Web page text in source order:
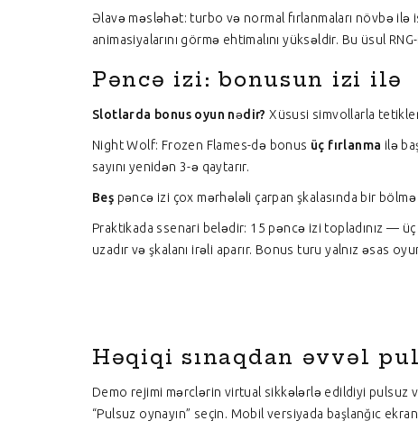
Əlavə məsləhət: turbo və normal fırlanmaları növbə
animasiyalarını görmə ehtimalını yüksəldir. Bu üsul
Pəncə izi: bonusun izi ilə
Slotlarda bonus oyun nədir? Xüsusi simvollarla
Night Wolf: Frozen Flames-də bonus üç fırlanma ilə
sayını yenidən 3-ə qaytarır.
Beş pəncə izi çox mərhələli çarpan şkalasında bir
Praktikada ssenari belədir: 15 pəncə izi topladınız —
uzadır və şkalanı irəli aparır. Bonus turu yalnız əsas
Həqiqi sınaqdan əvvəl
Demo rejimi mərclərin virtual sikkələrlə edildiyi pulsuz
“Pulsuz oynayın” seçin. Mobil versiyada başlanğıc